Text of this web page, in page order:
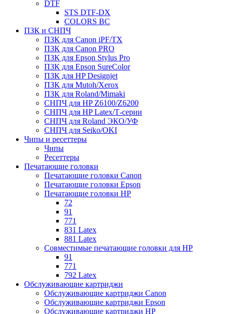
DTF
STS DTF-DX
COLORS BC
ПЗК и СНПЧ
ПЗК для Canon iPF/TX
ПЗК для Canon PRO
ПЗК для Epson Stylus Pro
ПЗК для Epson SureColor
ПЗК для HP Designjet
ПЗК для Mutoh/Xerox
ПЗК для Roland/Mimaki
СНПЧ для HP Z6100/Z6200
СНПЧ для HP Latex/Т-cерии
СНПЧ для Roland ЭКО/УФ
СНПЧ для Seiko/OKI
Чипы и ресеттеры
Чипы
Ресеттеры
Печатающие головки
Печатающие головки Canon
Печатающие головки Epson
Печатающие головки HP
72
91
771
831 Latex
881 Latex
Совместимые печатающие головки для HP
91
771
792 Latex
Обслуживающие картриджи
Обслуживающие картриджи Canon
Обслуживающие картриджи Epson
Обслуживающие картриджи HP